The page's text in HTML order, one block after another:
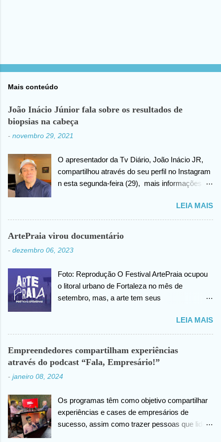
Mais conteúdo
João Inácio Júnior fala sobre os resultados de
biopsias na cabeça
- novembro 29, 2021
O apresentador da Tv Diário, João Inácio JR,
compartilhou através do seu perfil no Instagram
n esta segunda-feira (29), mais informações
cabeça há alguns dias atrás. João confirma que
os resultados foram negativos para câncer de
cabeça, posteriormente ele agradece ao criador
outro momento no vídeo compartilhado na
da sua saúde.
LEIA MAIS
ArtePraia virou documentário
- dezembro 06, 2023
Foto: Reprodução O Festival ArtePraia ocupou
o litoral urbano de Fortaleza no mês de
setembro, mas, a arte tem seus
Nesta quinta-feira (07), o festival vai lançar o
mini documentário “ArtePraia: Poéticas
Efêmeras” - mostrando um pouco da energia
que moveu o Festival, que este ano propôs
nove intervenções artísticas. Durante 3 dias, os
trabalhos extraíram do público os mais
questionamentos, memórias afetivas e novas
visões de como se fazer e vivenciar a arte.
“Estamos muito felizes com o resultado. E uma
LEIA MAIS
Empreendedores compartilham experiências
através do podcast “Fala, Empresário!”
- janeiro 08, 2024
Os programas têm como objetivo compartilhar
experiências e cases de empresários de
sucesso, assim como trazer pessoas que lidem